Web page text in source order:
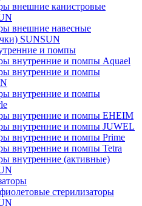
внешние канистровые
внешние навесные
SUNSUN
и помпы
внутренние и помпы Aquael
внутренние и помпы
внутренние и помпы
внутренние и помпы EHEIM
внутренние и помпы JUWEL
внутренние и помпы Prime
внутренние и помпы Tetra
внутренние (активные)
стерилизаторы